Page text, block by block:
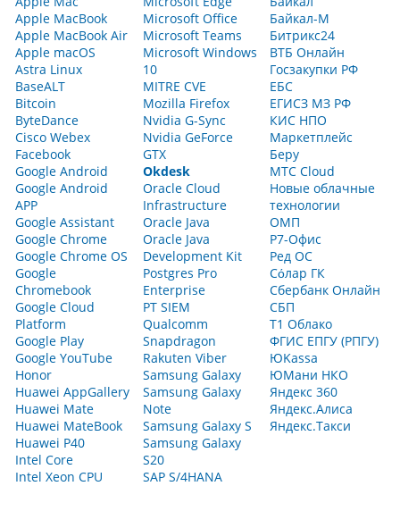
Apple MacBook
Apple MacBook Air
Apple macOS
Astra Linux
BaseALT
Bitcoin
ByteDance
Cisco Webex
Facebook
Google Android
Google Android
APP
Google Assistant
Google Chrome
Google Chrome OS
Google
Chromebook
Google Cloud
Platform
Google Play
Google YouTube
Honor
Huawei AppGallery
Huawei Mate
Huawei MateBook
Huawei P40
Intel Core
Intel Xeon CPU
Microsoft Office
Microsoft Teams
Microsoft Windows
10
MITRE CVE
Mozilla Firefox
Nvidia G-Sync
Nvidia GeForce
GTX
Okdesk
Oracle Cloud
Infrastructure
Oracle Java
Oracle Java
Development Kit
Postgres Pro
Enterprise
PT SIEM
Qualcomm
Snapdragon
Rakuten Viber
Samsung Galaxy
Samsung Galaxy
Note
Samsung Galaxy S
Samsung Galaxy
S20
SAP S/4HANA
Байкал-M
Битрикс24
ВТБ Онлайн
Госзакупки РФ
ЕБС
ЕГИСЗ МЗ РФ
КИС НПО
Маркетплейс
Беру
МТС Cloud
Новые облачные
технологии
ОМП
Р7-Офис
Ред ОС
Сόлар ГК
Сбербанк Онлайн
СБП
Т1 Облако
ФГИС ЕПГУ (РПГУ)
ЮKassa
ЮМани НКО
Яндекс 360
Яндекс.Алиса
Яндекс.Такси